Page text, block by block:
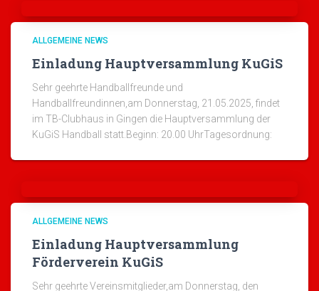
ALLGEMEINE NEWS
Einladung Hauptversammlung KuGiS
Sehr geehrte Handballfreunde und
Handballfreundinnen,am Donnerstag, 21.05.2025, findet
im TB-Clubhaus in Gingen die Hauptversammlung der
KuGiS Handball statt.Beginn: 20.00 UhrTagesordnung:
ALLGEMEINE NEWS
Einladung Hauptversammlung
Förderverein KuGiS
Sehr geehrte Vereinsmitglieder,am Donnerstag, den